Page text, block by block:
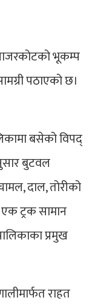
भूकम्प
पठाएको छ।
बसेको विपद्
बुटवल
दाल, तोरीको
ट्रक सामान
प्रमुख
राहत